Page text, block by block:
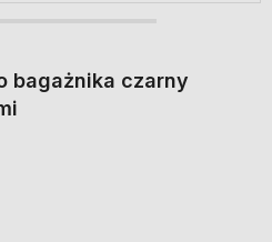
bagażnika czarny